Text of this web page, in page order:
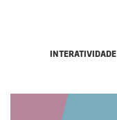
INTERATIVIDADE